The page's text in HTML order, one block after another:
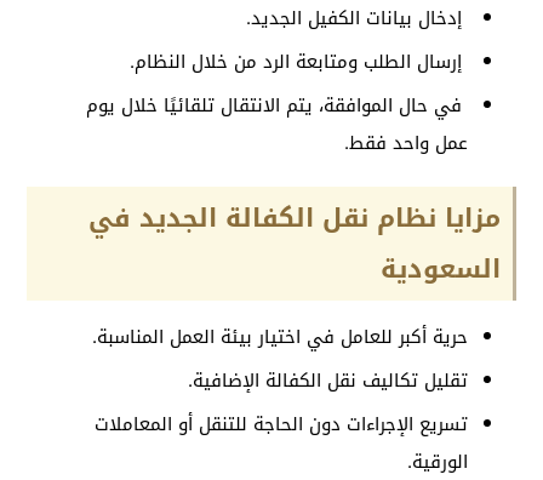
إدخال بيانات الكفيل الجديد.
إرسال الطلب ومتابعة الرد من خلال النظام.
في حال الموافقة، يتم الانتقال تلقائيًا خلال يوم
عمل واحد فقط.
مزايا نظام نقل الكفالة الجديد في
السعودية
حرية أكبر للعامل في اختيار بيئة العمل المناسبة.
تقليل تكاليف نقل الكفالة الإضافية.
تسريع الإجراءات دون الحاجة للتنقل أو المعاملات
الورقية.